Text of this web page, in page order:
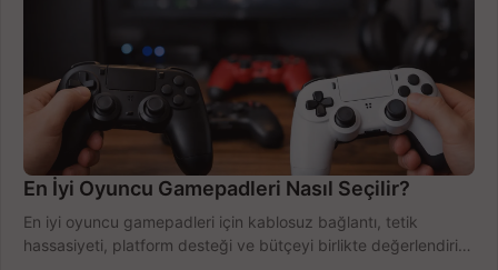
En İyi Oyuncu Gamepadleri Nasıl Seçilir?
En iyi oyuncu gamepadleri için kablosuz bağlantı, tetik
hassasiyeti, platform desteği ve bütçeyi birlikte değerlendirin;